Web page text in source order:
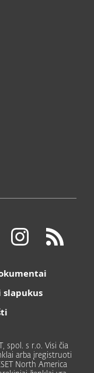
spol. s r.o. Visi čia
arba įregistruoti
North America